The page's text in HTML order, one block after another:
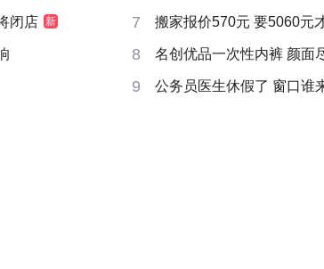
闭店 新 7 搬家报价570元 要5060元
8 名创优品一次性内裤 颜面
9 公务员医生休假了 窗口谁